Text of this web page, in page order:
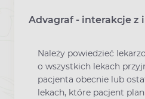
Advagraf - interakcje z
Należy powiedzieć
o wszystkich lekach
pacjenta obecnie lub
lekach, które pacjent